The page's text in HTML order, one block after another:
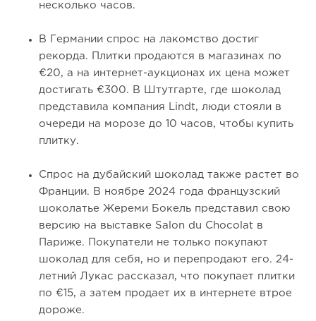
несколько часов.
В Германии спрос на лакомство достиг
рекорда. Плитки продаются в магазинах по
€20, а на интернет-аукционах их цена может
достигать €300. В Штутгарте, где шоколад
представила компания Lindt, люди стояли в
очереди на морозе до 10 часов, чтобы купить
плитку.
Спрос на дубайский шоколад также растет во
Франции. В ноябре 2024 года французский
шоколатье Жереми Бокель представил свою
версию на выставке Salon du Chocolat в
Париже. Покупатели не только покупают
шоколад для себя, но и перепродают его. 24-
летний Лукас рассказал, что покупает плитки
по €15, а затем продает их в интернете втрое
дороже.